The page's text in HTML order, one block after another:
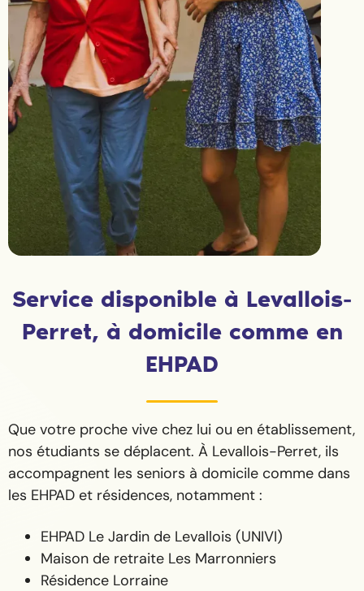
Service disponible à Levallois-
Perret, à domicile comme en
EHPAD
Que votre proche vive chez lui ou en établissement,
nos étudiants se déplacent. À Levallois-Perret, ils
accompagnent les seniors à domicile comme dans
les EHPAD et résidences, notamment :
EHPAD Le Jardin de Levallois (UNIVI)
Maison de retraite Les Marronniers
Résidence Lorraine